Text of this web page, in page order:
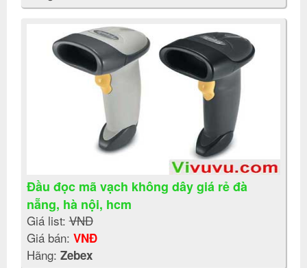
Đầu đọc mã vạch không dây giá rẻ đà
nẵng, hà nội, hcm
Giá list:VNĐ
Giá bán: VNĐ
Hãng: Zebex